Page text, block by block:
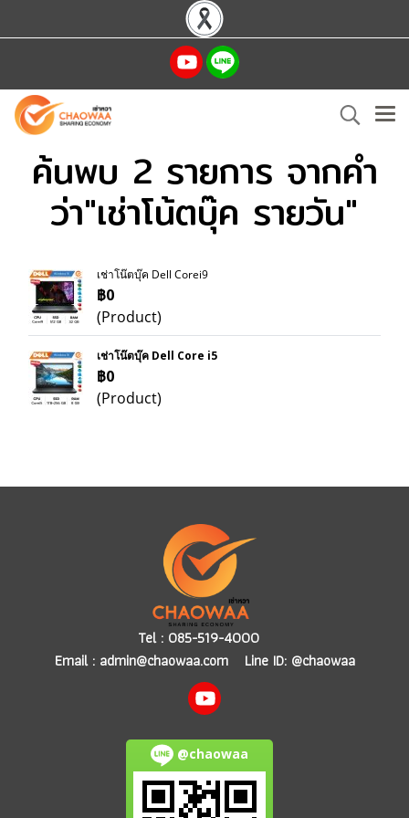
ค้นพบ 2 รายการ จากคำ
ว่า"เช่าโน้ตบุ๊ค รายวัน"
เช่าโน๊ตบุ๊ค Dell Corei9
฿0
(Product)
เช่าโน๊ตบุ๊ค Dell Core i5
฿0
(Product)
Tel : 085-519-4000
Email : admin@chaowaa.comLine ID: @chaowaa
@chaowaa